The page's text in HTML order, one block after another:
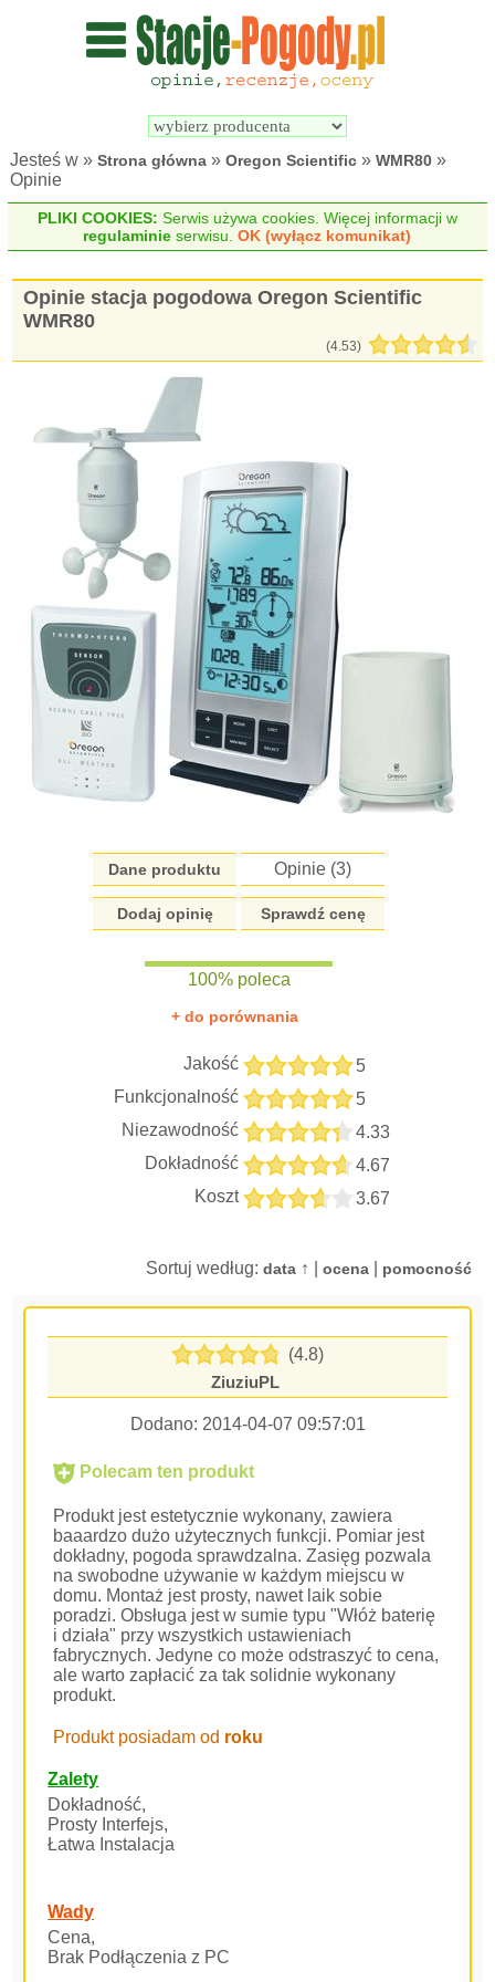
Wyszukiwarka
pogodowych
Jesteś w »Strona główna »Oregon Scientific »WMR80 »
Opinie
PLIKI COOKIES: Serwis używa cookies. Więcej informacji w
regulaminie serwisu.OK (wyłącz komunikat)
Opinie stacja pogodowa Oregon Scientific
WMR80
(4.53)
Dane produktu Opinie (3)
Dodaj opinię Sprawdź cenę
100% poleca
+ do porównania
Jakość
5
Funkcjonalność
5
Niezawodność
4.33
Dokładność
4.67
Koszt
3.67
Sortuj według: data↑ | ocena| pomocność
(4.8)
ZiuziuPL
Dodano: 2014-04-07 09:57:01
Polecam ten produkt
Produkt jest estetycznie wykonany, zawiera
baaardzo dużo użytecznych funkcji. Pomiar jest
dokładny, pogoda sprawdzalna. Zasięg pozwala
na swobodne używanie w każdym miejscu w
domu. Montaż jest prosty, nawet laik sobie
poradzi. Obsługa jest w sumie typu "Włóż baterię
i działa" przy wszystkich ustawieniach
fabrycznych. Jedyne co może odstraszyć to cena,
ale warto zapłacić za tak solidnie wykonany
produkt.
Produkt posiadam od roku
Zalety
Dokładność,
Prosty Interfejs,
Łatwa Instalacja
Wady
Cena,
Brak Podłączenia z PC